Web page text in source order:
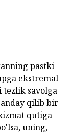
pastki
ekstremal
tezlik savolga
qilib bir
qutiga
uning,